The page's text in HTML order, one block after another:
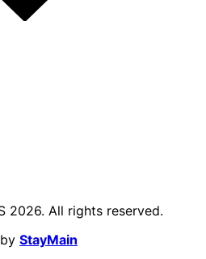
2026. All rights reserved.
StayMain